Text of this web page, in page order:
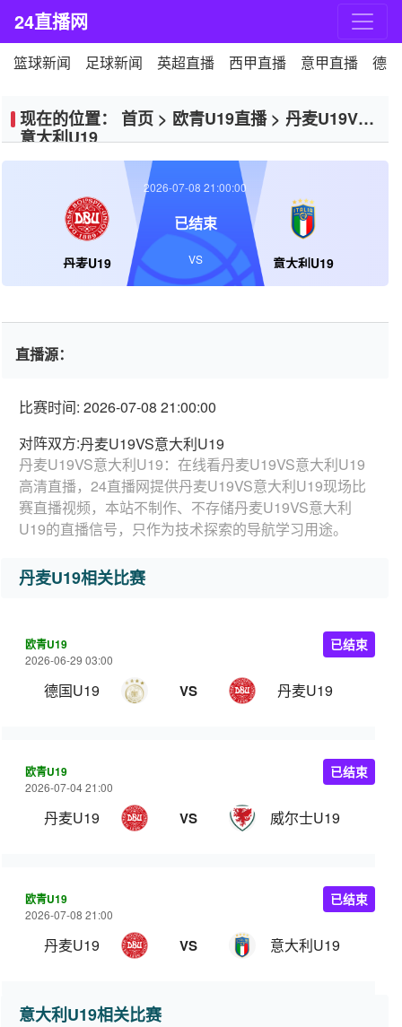
24直播网
篮球新闻 足球新闻 英超直播 西甲直播 意甲直播 德
现在的位置： 首页 > 欧青U19直播> 丹麦U19VS
意大利U19
丹麦U19 意大利U19
2026-07-08 21:00:00
已结束
VS
直播源：
比赛时间: 2026-07-08 21:00:00
对阵双方:丹麦U19VS意大利U19
丹麦U19VS意大利U19：在线看丹麦U19VS意大利U19
高清直播，24直播网提供丹麦U19VS意大利U19现场比
赛直播视频，本站不制作、不存储丹麦U19VS意大利
U19的直播信号，只作为技术探索的导航学习用途。
丹麦U19相关比赛
欧青U19
2026-06-29 03:00
德国U19 VS 丹麦U19
已结束
欧青U19
2026-07-04 21:00
丹麦U19 VS 威尔士U19
已结束
欧青U19
2026-07-08 21:00
丹麦U19 VS 意大利U19
已结束
意大利U19相关比赛